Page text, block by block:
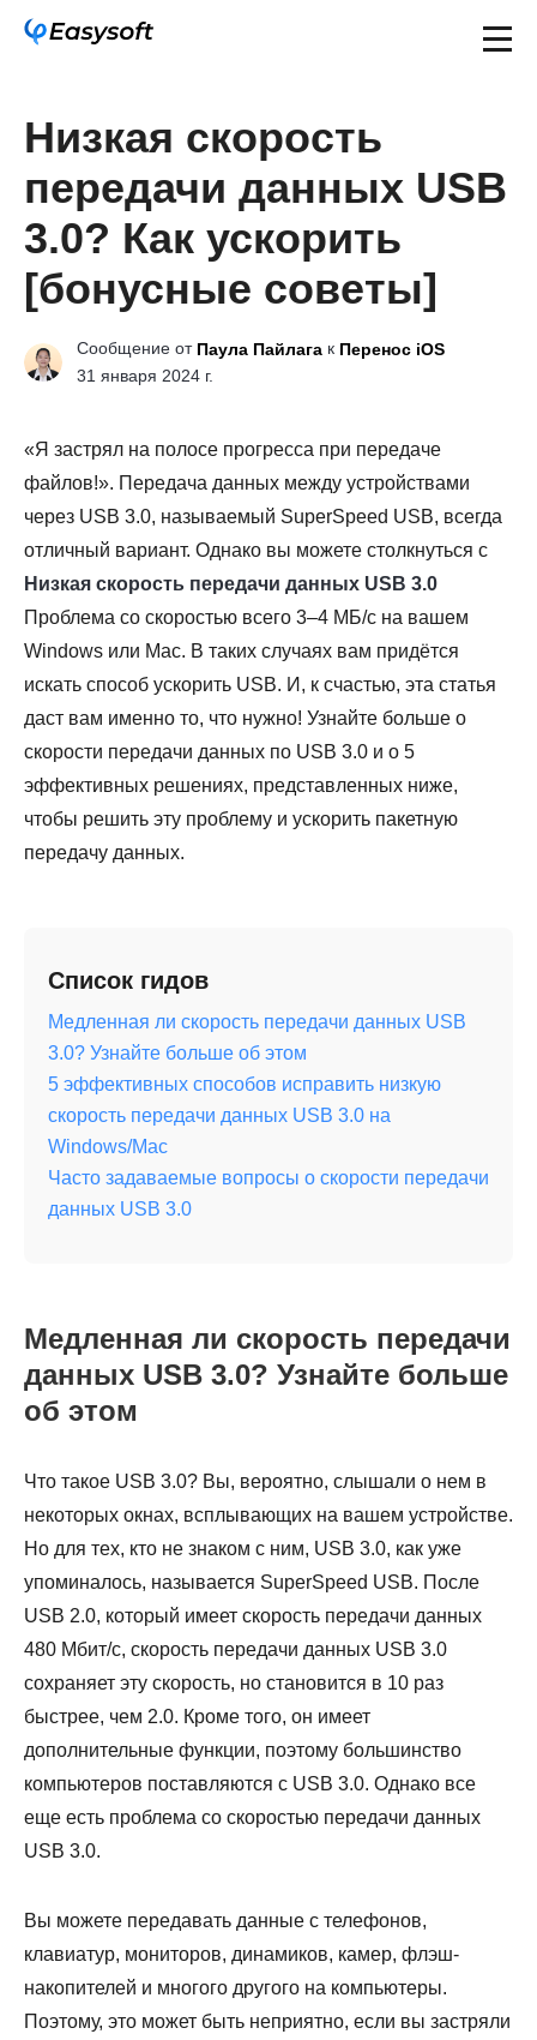
Низкая скорость
передачи данных USB
3.0? Как ускорить
[бонусные советы]
Сообщение от Паула Пайлага к Перенос iOS
31 января 2024 г.
«Я застрял на полосе прогресса при передаче
файлов!». Передача данных между устройствами
через USB 3.0, называемый SuperSpeed USB, всегда
отличный вариант. Однако вы можете столкнуться с
Низкая скорость передачи данных USB 3.0
Проблема со скоростью всего 3–4 МБ/с на вашем
Windows или Mac. В таких случаях вам придётся
искать способ ускорить USB. И, к счастью, эта статья
даст вам именно то, что нужно! Узнайте больше о
скорости передачи данных по USB 3.0 и о 5
эффективных решениях, представленных ниже,
чтобы решить эту проблему и ускорить пакетную
передачу данных.
Список гидов
Медленная ли скорость передачи данных USB
3.0? Узнайте больше об этом
5 эффективных способов исправить низкую
скорость передачи данных USB 3.0 на
Windows/Mac
Часто задаваемые вопросы о скорости передачи
данных USB 3.0
Медленная ли скорость передачи
данных USB 3.0? Узнайте больше
об этом
Что такое USB 3.0? Вы, вероятно, слышали о нем в
некоторых окнах, всплывающих на вашем устройстве.
Но для тех, кто не знаком с ним, USB 3.0, как уже
упоминалось, называется SuperSpeed USB. После
USB 2.0, который имеет скорость передачи данных
480 Мбит/с, скорость передачи данных USB 3.0
сохраняет эту скорость, но становится в 10 раз
быстрее, чем 2.0. Кроме того, он имеет
дополнительные функции, поэтому большинство
компьютеров поставляются с USB 3.0. Однако все
еще есть проблема со скоростью передачи данных
USB 3.0.
Вы можете передавать данные с телефонов,
клавиатур, мониторов, динамиков, камер, флэш-
накопителей и многого другого на компьютеры.
Поэтому, это может быть неприятно, если вы застряли